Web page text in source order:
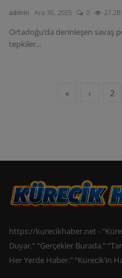
admin Ara 30, 2025 0 27.2B
Ortadoğu’da derinleşen savaş
tepkiler...
« ‹ 2
https://kurecikhaber.net -
Duyar.” “Gerçekler Burada.”
Her Yerde Haber.” “Kürecik’in